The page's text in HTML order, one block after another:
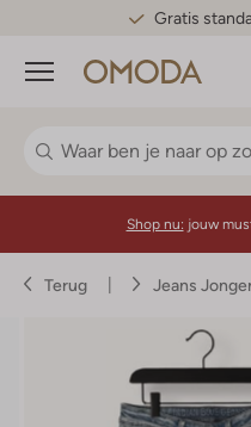
Gratis
Menu
Shop nu: jouw
Terug Jeans